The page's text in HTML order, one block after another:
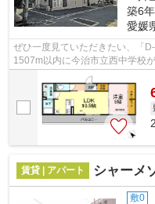
築6
愛媛
ぜひ一度見ていただきたい、「
1507m以内に今治市立西中学校
充実した、令和元年築となってい
賃貸 | アパート シャーメ
敷0